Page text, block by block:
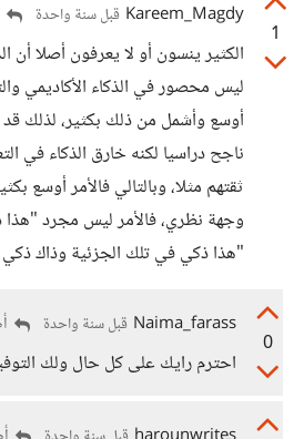
1
Kareem_Magdy قبل سنة واحدة
الكثير ينسون أو لا يعرفون أصلا أن
ليس محصور في الذكاء الأكاديمي
أوسع وأشمل من ذلك بكثير، لذلك
ناجح دراسيا لكنه خارق الذكاء في
ثقتهم مثلا، وبالتالي فالأمر أوسع
وجهة نظري، فالأمر ليس مجرد
"هذا ذكي في تلك الجزئية وذاك
0
Naima_farass قبل سنة واحدة
احترم رايك على كل حال ولك